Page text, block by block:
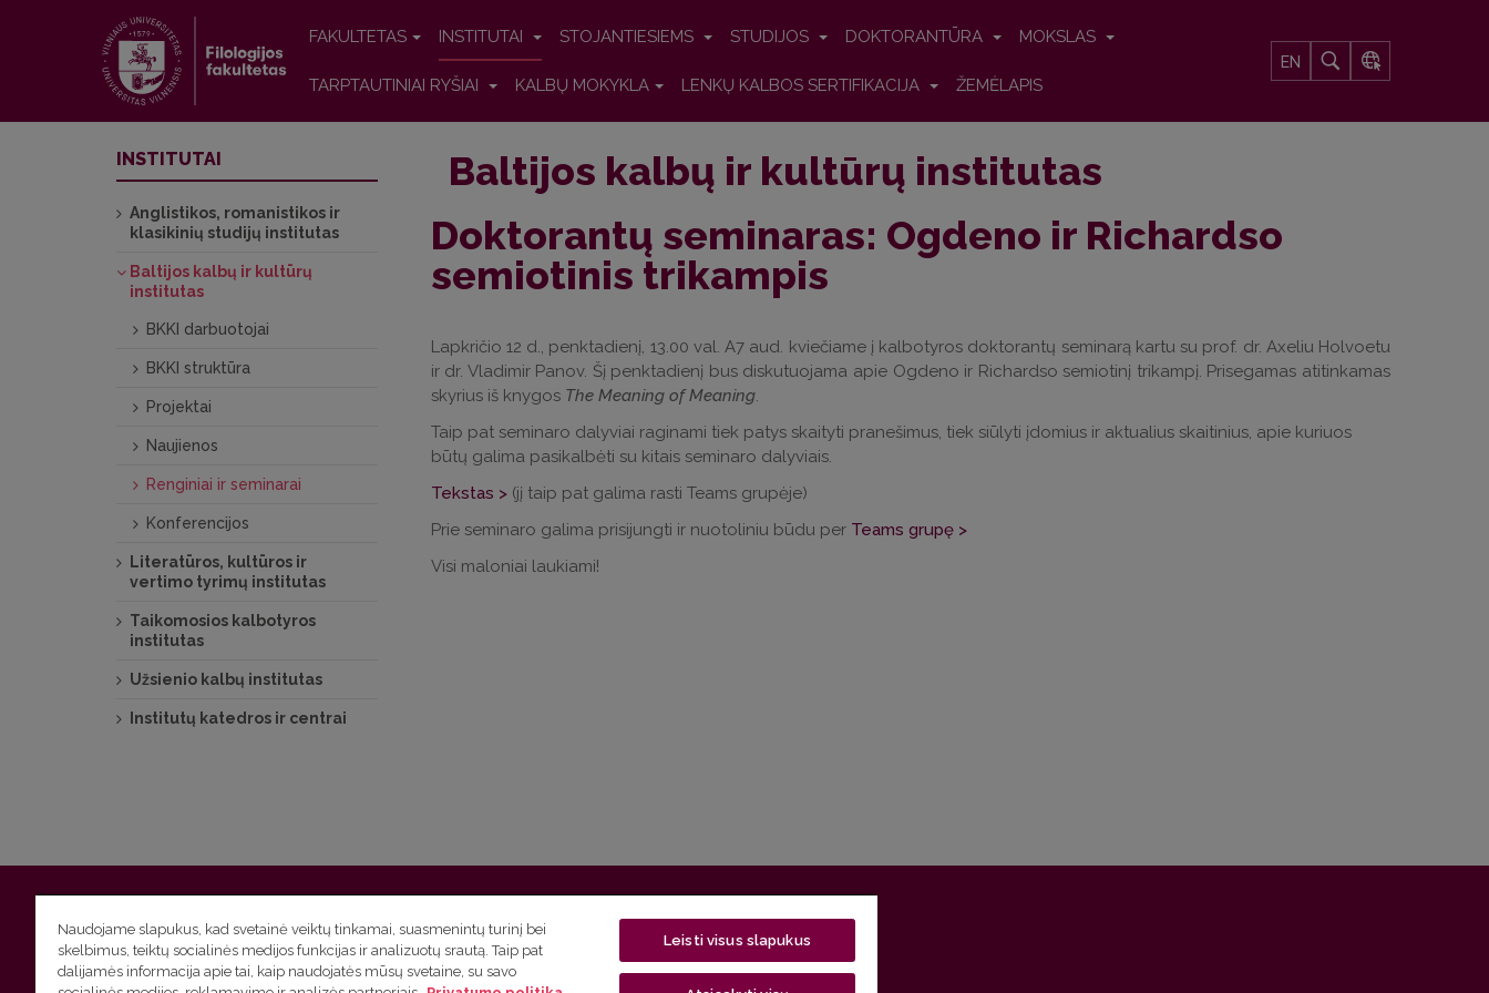
FAKULTETAS INSTITUTAI STOJANTIESIEMS STUDIJOS DOKTORANTŪRA MOKSLAS
TARPTAUTINIAI RYŠIAI KALBŲ MOKYKLA LENKŲ KALBOS SERTIFIKACIJA ŽEMĖLAPIS
EN
Baltijos kalbų ir kultūrų institutas
Doktorantų seminaras: Ogdeno ir Richardso
semiotinis trikampis
Lapkričio 12 d., penktadienį, 13.00 val. A7 aud. kviečiame į kalbotyros doktorantų seminarą kartu su prof. dr. Axeliu Holvoetu
ir dr. Vladimir Panov. Šį penktadienį bus diskutuojama apie Ogdeno ir Richardso semiotinį trikampį. Prisegamas atitinkamas
skyrius iš knygos The Meaning of Meaning.
Taip pat seminaro dalyviai raginami tiek patys skaityti pranešimus, tiek siūlyti įdomius ir aktualius skaitinius, apie kuriuos
būtų galima pasikalbėti su kitais seminaro dalyviais.
Tekstas >(jį taip pat galima rasti Teams grupėje)
Prie seminaro galima prisijungti ir nuotoliniu būdu per Teams grupę >
Visi maloniai laukiami!
INSTITUTAI
Anglistikos, romanistikos ir
klasikinių studijų institutas
Baltijos kalbų ir kultūrų
institutas
BKKI darbuotojai
BKKI struktūra
Projektai
Naujienos
Renginiai ir seminarai
Konferencijos
Literatūros, kultūros ir
vertimo tyrimų institutas
Taikomosios kalbotyros
institutas
Užsienio kalbų institutas
Institutų katedros ir centrai
Vilniaus universitetas Filologijos fakultetas | Universiteto g. 5, LT-01131 Vilnius
Studijų skyriaus(studijų ir tvarkaraščio klausimai) tel. (0 5) 268 7208 | El. paštasstudijos@flf.vu.lt
Naudojame slapukus, kad svetainė veiktų tinkamai, suasmenintų turinį bei
skelbimus, teiktų socialinės medijos funkcijas ir analizuotų srautą. Taip pat
dalijamės informacija apie tai, kaip naudojatės mūsų svetaine, su savo
Leisti visus slapukus